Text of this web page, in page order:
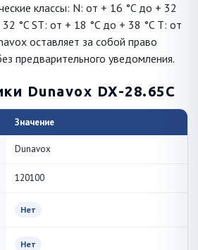
классы: N: от + 16 °C до + 32
°C ST: от + 18 °C до + 38 °C T: от
оставляет за собой право
предварительного уведомления.
Dunavox DX-28.65C
Значение
Dunavox
120100
Нет
Нет